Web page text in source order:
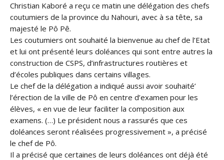
Christian Kaboré a reçu ce matin une délégation des chefs
coutumiers de la province du Nahouri, avec à sa tête, sa
majesté le Pô Pê.
Les coutumiers ont souhaité la bienvenue au chef de l’Etat
et lui ont présenté leurs doléances qui sont entre autres la
construction de CSPS, d’infrastructures routières et
d’écoles publiques dans certains villages.
Le chef de la délégation a indiqué aussi avoir souhaité’
l’érection de la ville de Pô en centre d’examen pour les
élèves, « en vue de leur faciliter la composition aux
examens. (…) Le président nous a rassurés que ces
doléances seront réalisées progressivement », a précisé
le chef de Pô.
Il a précisé que certaines de leurs doléances ont déjà été